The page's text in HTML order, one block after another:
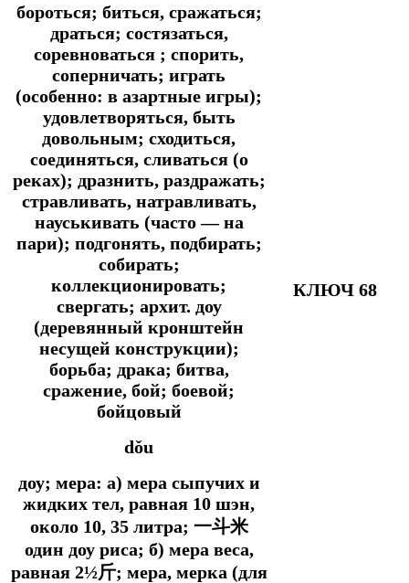
бороться; биться, сражаться;
драться; состязаться,
соревноваться ; спорить,
соперничать; играть
(особенно: в азартные игры);
удовлетворяться, быть
довольным; сходиться,
соединяться, сливаться (о
реках); дразнить, раздражать;
стравливать, натравливать,
науськивать (часто ― на
пари); подгонять, подбирать;
собирать;
коллекционировать;
свергать; архит. доу
(деревянный кронштейн
несущей конструкции);
борьба; драка; битва,
сражение, бой; боевой;
бойцовый
dǒu
доу; мера: а) мера сыпучих и
жидких тел, равная 10 шэн,
около 10, 35 литра; 一斗米
один доу риса; б) мера веса,
равная 2½斤; мера, мерка (для
КЛЮЧ 68